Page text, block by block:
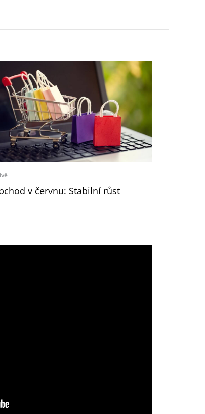
v červnu: Stabilní růst